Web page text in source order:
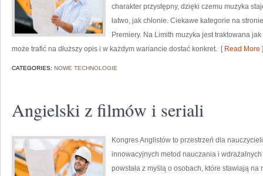
charakter przystępny, dzięki czemu muzyka
łatwo, jak chłonie. Ciekawe kategorie na
Premiery. Na Limith muzyka jest traktowana
może trafić na dłuższy opis i w każdym wariancie dostać konkret. [ Read More ]
CATEGORIES: NOWE TECHNOLOGIE
Angielski z filmów i seriali
Kongres Anglistów to przestrzeń dla
innowacyjnych metod nauczania i
powstała z myślą o osobach, które stawiają